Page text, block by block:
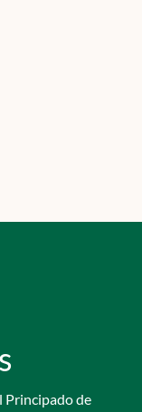
Principado de